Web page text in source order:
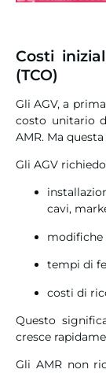
Costi
(TCO)
Gli AGV, a
costo unitario
AMR. Ma
Gli AGV
cavi,
tempi di
costi di
Questo
cresce
Gli AMR non